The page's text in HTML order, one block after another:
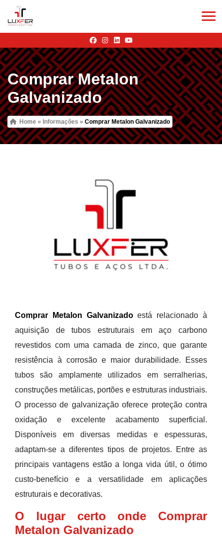
Comprar Metalon
Galvanizado
Home » Informações » Comprar Metalon Galvanizado
Comprar Metalon Galvanizadoestá relacionado à
aquisição de tubos estruturais em aço carbono
revestidos com uma camada de zinco, que garante
resistência à corrosão e maior durabilidade. Esses
tubos são amplamente utilizados em serralherias,
construções metálicas, portões e estruturas industriais.
O processo de galvanização oferece proteção contra
oxidação e excelente acabamento superficial.
Disponíveis em diversas medidas e espessuras,
adaptam-se a diferentes tipos de projetos. Entre as
principais vantagens estão a longa vida útil, o ótimo
custo-benefício e a versatilidade em aplicações
estruturais e decorativas.
O lugar certo onde Comprar
Metalon Galvanizado